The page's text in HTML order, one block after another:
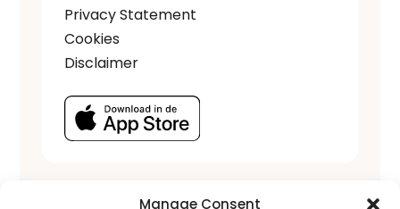
Manage Consent
Privacy Statement
Cookies
Disclaimer